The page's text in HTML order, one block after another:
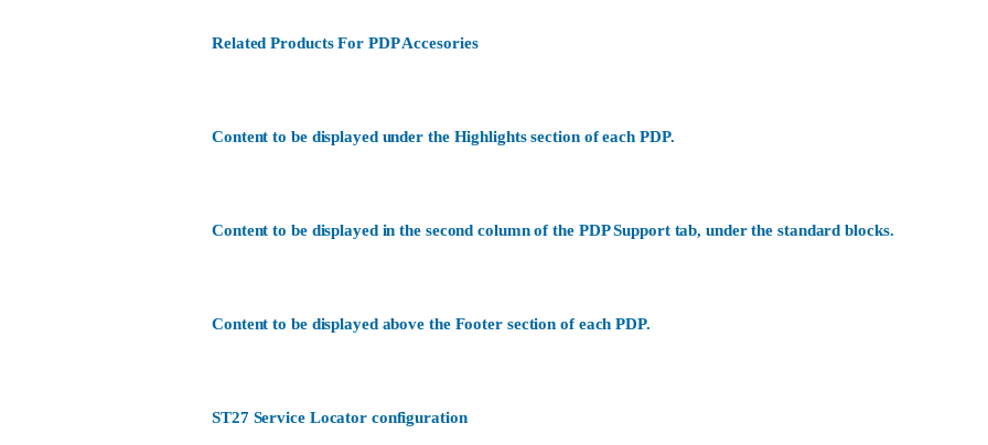
Related Products For PDP Accesories
Content to be displayed under the Highlights section of each PDP.
Content to be displayed in the second column of the PDP Support tab, under the standard blocks.
Content to be displayed above the Footer section of each PDP.
ST27 Service Locator configuration